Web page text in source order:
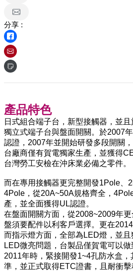
分享 :
產品特色
日式組合端子台，新型接觸器，並
獨立式端子台與盤面開關。於2007
認證，2007年並開始研發多段開關
台廠商僅有賀電獨家生產，並獲得
台灣勞工安檢在沖床業必備之零件。
而在專用接觸器更完整開發1Pole、
4Pole，從20A~50A規格齊全，
產，並全面獲得UL認證。
在盤面開關方面，從2008~2009年
盤須要配件以利客戶選擇。更在
而指示燈方面，全部為LED燈，並
LED微亮問題，台製品僅賀電可以做
2011年時，緊接開發1~4孔防水盒
準，並正式取得ETC證書，且耐衝擊